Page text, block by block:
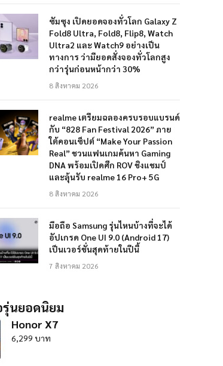
ซัมซุง เปิดยอดจองทั่วโลก Galaxy Z
Fold8 Ultra, Fold8, Flip8, Watch
Ultra2 และ Watch9 อย่างเป็น
ทางการ ว่ามียอดสั่งจองทั่วโลกสูง
กว่ารุ่นก่อนหน้ากว่า 30%
8 สิงหาคม 2026
realme เตรียมฉลองครบรอบแบรนด์
กับ “828 Fan Festival 2026” ภาย
ใต้คอนเซ็ปต์ “Make Your Passion
Real” ชวนแฟนเกมค้นหา Gaming
DNA พร้อมเปิดศึก ROV ชิงแชมป์
และลุ้นรับ realme 16 Pro+ 5G
8 สิงหาคม 2026
มือถือ Samsung รุ่นไหนบ้างที่จะได้
อัปเกรด One UI 9.0 (Android 17)
เป็นเวอร์ชั่นสุดท้ายในปีนี้
7 สิงหาคม 2026
นยอดนิยม
Honor X7
6,299 บาท